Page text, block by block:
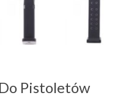
Pistoletów